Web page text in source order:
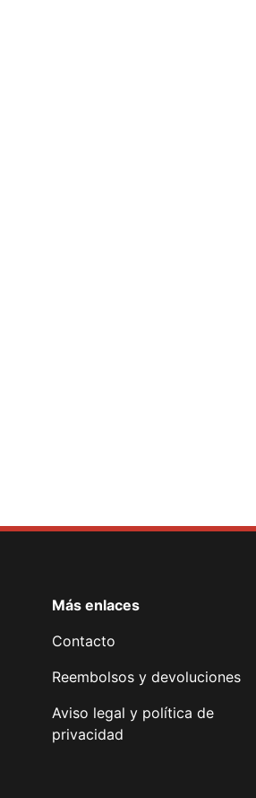
Más enlaces
Contacto
Reembolsos y devoluciones
Aviso legal y política de
privacidad